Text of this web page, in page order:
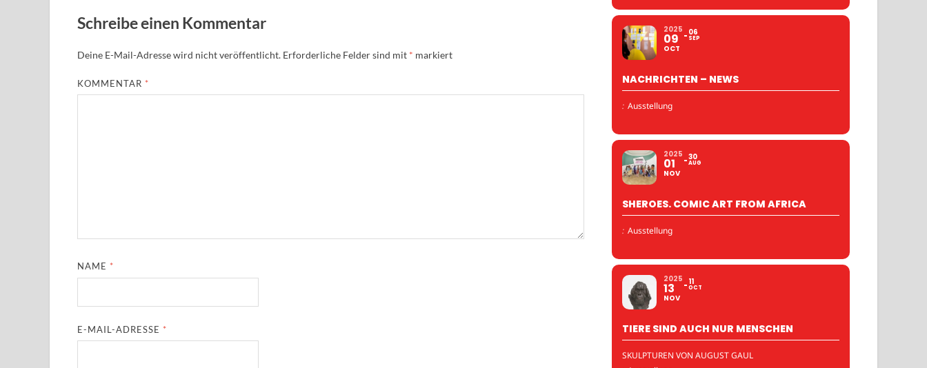
Schreibe einen Kommentar
Deine E-Mail-Adresse wird nicht veröffentlicht. Erforderliche Felder sind mit * markiert
KOMMENTAR *
NAME *
E-MAIL-ADRESSE *
2025
09
OCT
06
SEP
NACHRICHTEN – NEWS
: Ausstellung
2025
01
NOV
30
AUG
SHEROES. COMIC ART FROM AFRICA
: Ausstellung
2025
13
NOV
11
OCT
TIERE SIND AUCH NUR MENSCHEN
SKULPTUREN VON AUGUST GAUL